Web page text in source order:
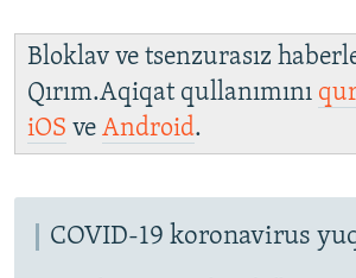
Bloklav ve tsenzurasız
Qırım.Aqiqat qullanımını
iOS ve Android.
COVID-19 koronavirus